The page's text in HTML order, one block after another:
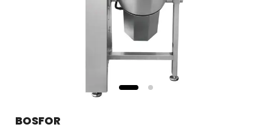
BOSFOR